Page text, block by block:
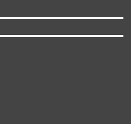
काफी फ्लैट रहे और बीएसई
के साथ 81,785.56 अंकों
34.60 अंकों की बढ़त लेकर
था। बुधवार को सेंसेक्स की
गिरावट के साथ बंद हुए
के शेयर हरे निशान में बंद हुए